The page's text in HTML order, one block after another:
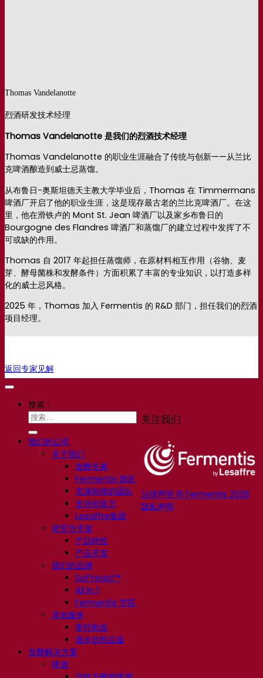
Thomas Vandelanotte
烈酒研发技术经理
Thomas Vandelanotte 是我们的烈酒技术经理
Thomas Vandelanotte 的职业生涯融合了传统与创新——从兰比
克啤酒酿造到威士忌蒸馏。
从布鲁日-奥斯坦德天主教大学毕业后，Thomas 在 Timmermans
啤酒厂开启了他的职业生涯，这是现存最古老的兰比克啤酒厂。在这
里，他在滑铁卢的 Mont St. Jean 啤酒厂以及家乡布鲁日的
Bourgogne des Flandres 啤酒厂和蒸馏厂的建立过程中发挥了不
可或缺的作用。
Thomas 自 2017 年起担任蒸馏师，在原材料相互作用（谷物、麦
芽、酵母菌株和发酵条件）方面积累了丰富的专业知识，以打造多样
化的威士忌风格。
2025 年，Thomas 加入 Fermentis 的 R&D 部门，担任我们的烈酒
项目经理。
返回专家见解
关注我们
法律声明 © Fermentis 2026
隐私声明
搜索：
我们的公司
关于我们
发酵专家
Fermentis 园区
充满热情的团队
支持创造力
Lesaffre集团
研究与开发
产品特性
产品开发
我们的品牌
SafYeast™
All In 1
Fermentis 学院
其他服务
委托制造
酒水饮料品鉴
发酵解决方案
啤酒